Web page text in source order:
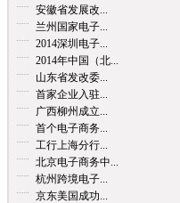
安徽省发展改...
兰州国家电子...
2014深圳电子...
2014年中国（北...
山东省发改委...
首家企业入驻...
广西柳州成立...
首个电子商务...
工行上海分行...
北京电子商务中...
杭州跨境电子...
京东美国成功...